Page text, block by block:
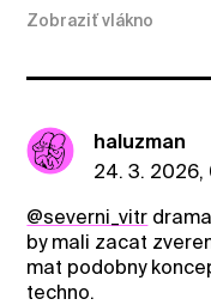
Zobraziť vlákno
haluzman
24. 3. 2026,
@severni_vitr
by mali zacat
mat podobny
techno.